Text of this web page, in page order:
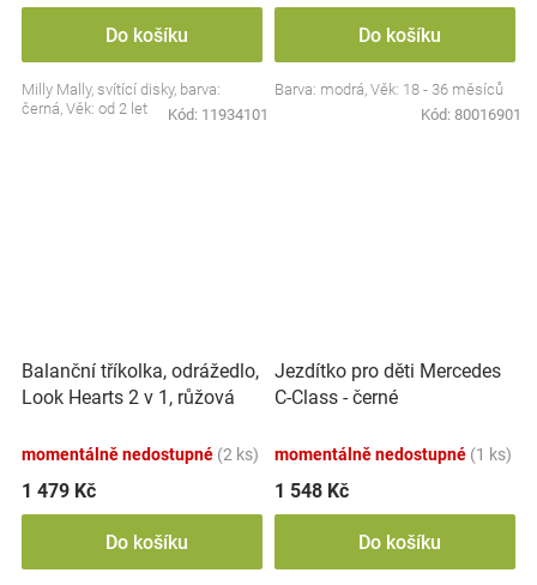
Do košíku
Milly Mally, svítící disky, barva:
černá, Věk: od 2 let
Kód: 11934101
Do košíku
Barva: modrá, Věk: 18 - 36 měsíců
Kód: 80016901
Balanční tříkolka, odrážedlo,
Look Hearts 2 v 1, růžová
momentálně nedostupné (2 ks)
1 479 Kč
Do košíku
Jezdítko pro děti Mercedes
C-Class - černé
momentálně nedostupné (1 ks)
1 548 Kč
Do košíku